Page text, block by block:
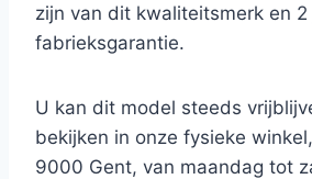
zijn van dit kwaliteitsmerk en 2
fabrieksgarantie.
U kan dit model steeds
bekijken in onze fysieke
9000 Gent, van maandag tot